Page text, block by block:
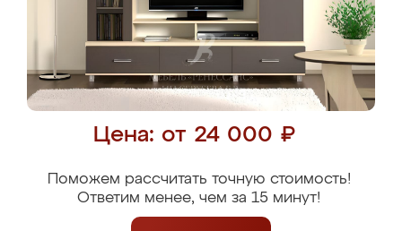
Цена: от 24 000 ₽
Поможем рассчитать точную стоимость!
Ответим менее, чем за 15 минут!